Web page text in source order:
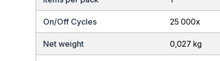
On/Off Cycles 25 000x
Net weight 0,027 kg